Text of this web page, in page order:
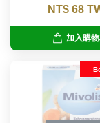
NT$ 68
加入購